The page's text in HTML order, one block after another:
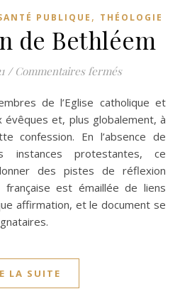
PUBLIQUE , THÉOLOGIE
de Bethléem
/ Commentaires ferméssur
évêques et, plus globalement, à
confession. En l’absence de
instances protestantes, ce
des pistes de réflexion
française est émaillée de liens
affirmation, et le document se
LA SUITE